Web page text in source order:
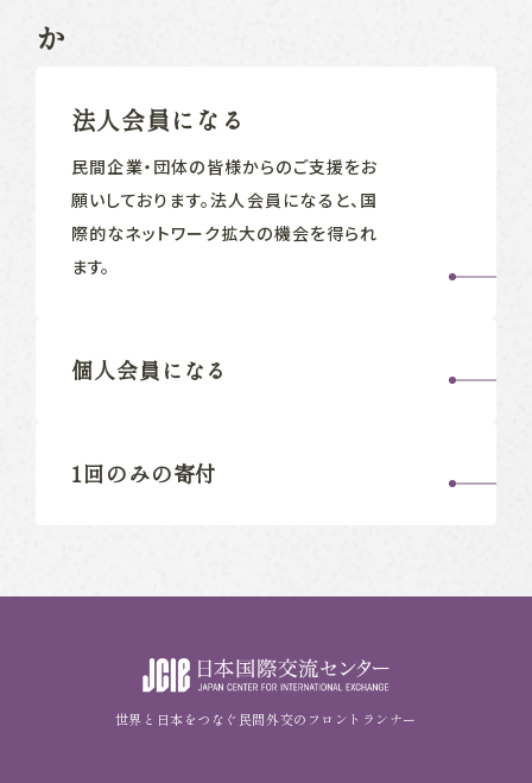
か
法人会員になる
民間企業‧団体の皆様からのご支援をお
願いしております。法人会員になると、国
際的なネットワーク拡大の機会を得られ
ます。
個人会員になる
1回のみの寄付
世界と日本をつなぐ民間外交のフロントランナー